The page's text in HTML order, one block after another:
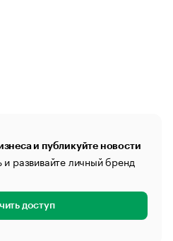
и публикуйте новости
развивайте личный бренд
доступ